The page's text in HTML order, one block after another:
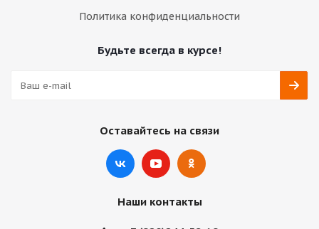
Политика конфиденциальности
Будьте всегда в курсе!
Оставайтесь на связи
Наши контакты